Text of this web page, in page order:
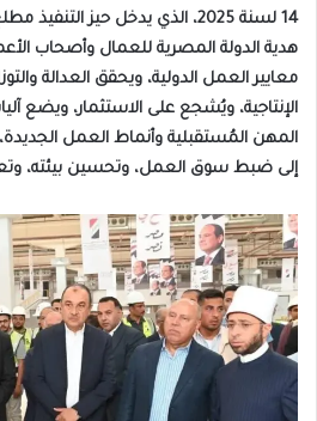
14 لسنة 2025، الذي يدخل حيز
هدية الدولة المصرية للعمال وأصحاب
معايير العمل الدولية، ويحقق العدالة
الإنتاجية، ويُشجع على الاستثمار، ويضع
المهن المُستقبلية وأنماط العمل
إلى ضبط سوق العمل، وتحسين بيئته،